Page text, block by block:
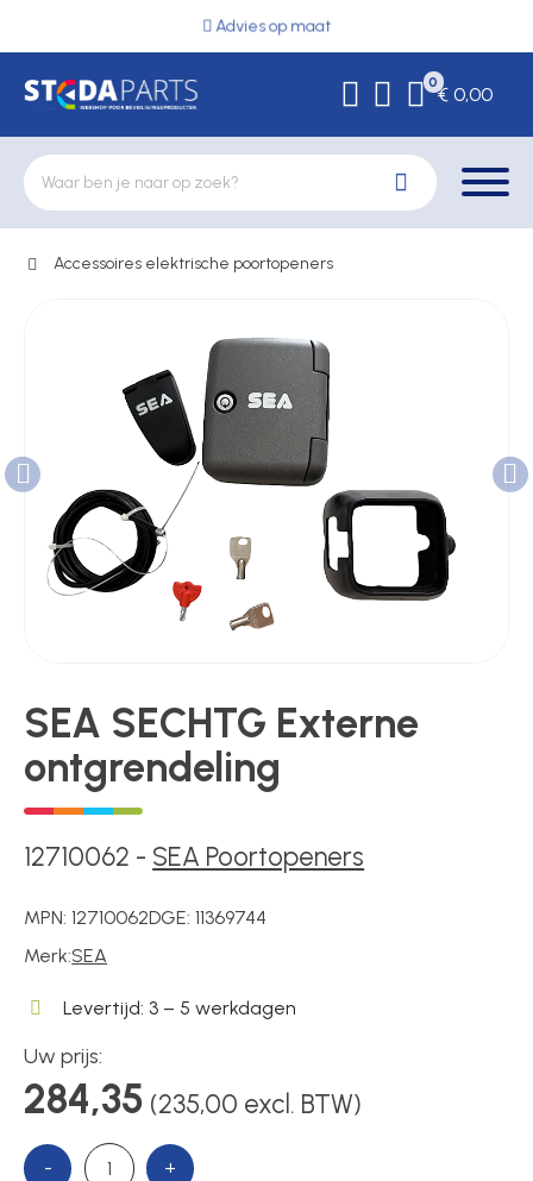
Advies op maat
0
€ 0,00
Deurbeslag
Elektrische vergrendeling
Hekwerkonderdelen
Kluizen
Poortonderdelen
Pulsgevers
Sloten
Toegangsverlening
Voedingen
Over ons
Accessoires elektrische poortopeners
SEA SECHTG Externe
ontgrendeling
12710062 - SEA Poortopeners
MPN:12710062DGE:11369744
Merk:SEA
Levertijd: 3 – 5 werkdagen
Uw prijs:
284,35 (235,00 excl. BTW)
- +